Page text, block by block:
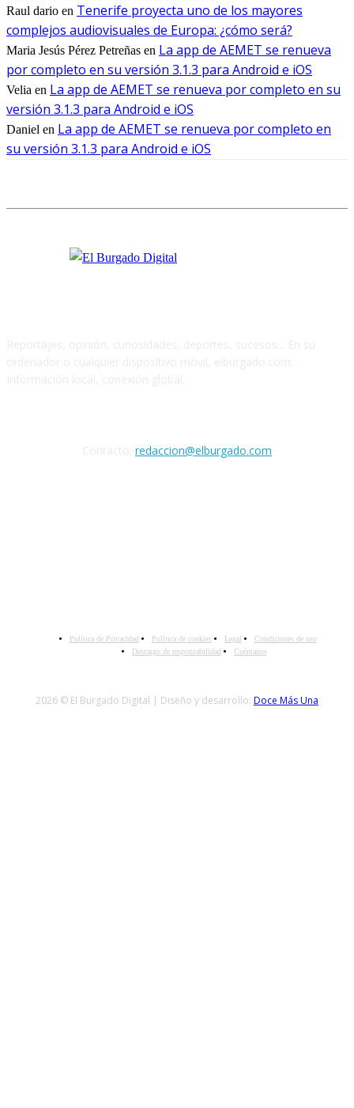
Raul dario en Tenerife proyecta uno de los mayores
complejos audiovisuales de Europa: ¿cómo será?
Maria Jesús Pérez Petreñas en La app de AEMET se renueva
por completo en su versión 3.1.3 para Android e iOS
Velia en La app de AEMET se renueva por completo en su
versión 3.1.3 para Android e iOS
Daniel en La app de AEMET se renueva por completo en
su versión 3.1.3 para Android e iOS
redaccion@elburgado.com
Política de Privacidad Política de cookies Legal
Condiciones de uso
Descargo de responsabilidad
Cuéntanos
2026 © El Burgado Digital | Diseño y desarrollo: Doce Más Una